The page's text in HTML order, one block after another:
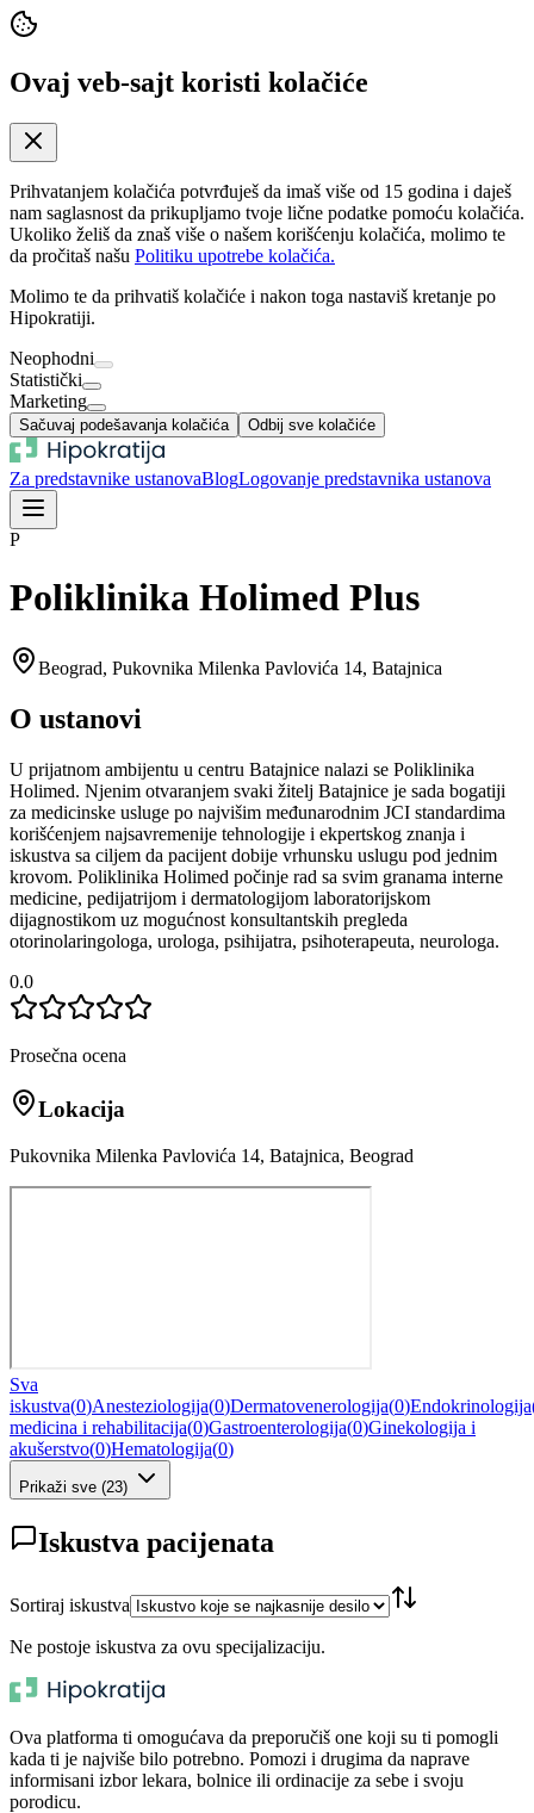
Ovaj veb-sajt koristi kolačiće
Prihvatanjem kolačića potvrđuješ da imaš više od 15 godina i daješ
nam saglasnost da prikupljamo tvoje lične podatke pomoću kolačića.
Ukoliko želiš da znaš više o našem korišćenju kolačića, molimo te
da pročitaš našu Politiku upotrebe kolačića.
Molimo te da prihvatiš kolačiće i nakon toga nastaviš kretanje po
Hipokratiji.
Neophodni
Statistički
Marketing
Sačuvaj podešavanja kolačića Odbij sve kolačiće
Za predstavnike ustanovaBlogLogovanje predstavnika ustanova
P
Poliklinika Holimed Plus
Beograd, Pukovnika Milenka Pavlovića 14, Batajnica
O ustanovi
U prijatnom ambijentu u centru Batajnice nalazi se Poliklinika
Holimed. Njenim otvaranjem svaki žitelj Batajnice je sada bogatiji
za medicinske usluge po najvišim međunarodnim JCI standardima
korišćenjem najsavremenije tehnologije i ekpertskog znanja i
iskustva sa ciljem da pacijent dobije vrhunsku uslugu pod jednim
krovom. Poliklinika Holimed počinje rad sa svim granama interne
medicine, pedijatrijom i dermatologijom laboratorijskom
dijagnostikom uz mogućnost konsultantskih pregleda
otorinolaringologa, urologa, psihijatra, psihoterapeuta, neurologa.
0.0
Prosečna ocena
Lokacija
Pukovnika Milenka Pavlovića 14, Batajnica, Beograd
Sva
iskustva(0)Anesteziologija(0)Dermatovenerologija(0)Endokrinologija
medicina i rehabilitacija(0)Gastroenterologija(0)Ginekologija i
akušerstvo(0)Hematologija(0)
Prikaži sve (23)
Iskustva pacijenata
Sortiraj iskustva
Ne postoje iskustva za ovu specijalizaciju.
Ova platforma ti omogućava da preporučiš one koji su ti pomogli
kada ti je najviše bilo potrebno. Pomozi i drugima da naprave
informisani izbor lekara, bolnice ili ordinacije za sebe i svoju
porodicu.